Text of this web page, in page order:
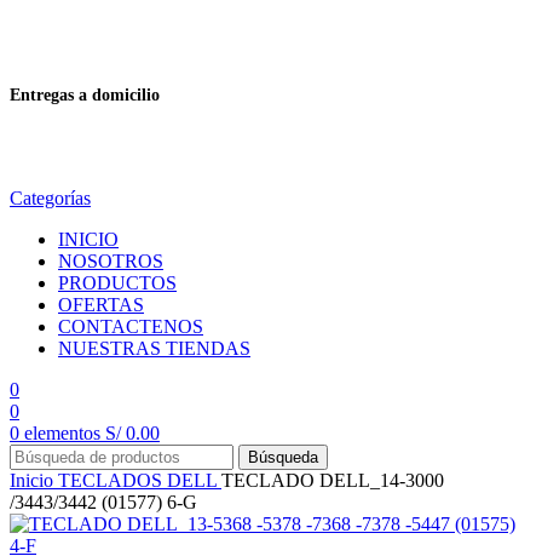
Entregas a domicilio
Categorías
INICIO
NOSOTROS
PRODUCTOS
OFERTAS
CONTACTENOS
NUESTRAS TIENDAS
0
0
0 elementos S/0.00
Búsqueda
Inicio TECLADOS DELL TECLADO DELL_14-3000
/3443/3442 (01577) 6-G